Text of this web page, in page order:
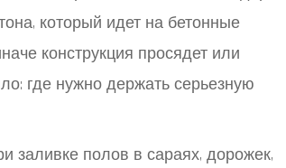
который идет на бетонные
конструкция просядет или
где нужно держать серьезную
заливке полов в сараях, дорожек,